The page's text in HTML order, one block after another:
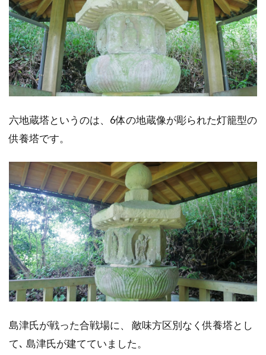
六地蔵塔というのは、6体の地蔵像が彫られた灯籠型の
供養塔です。
島津氏が戦った合戦場に、 敵味方区別なく供養塔とし
て､ 島津氏が建てていました。